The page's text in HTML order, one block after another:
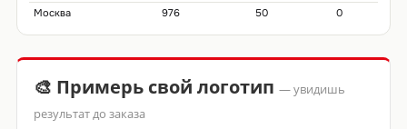
Москва 976 50 0
🎨 Примерь свой логотип — увидишь
результат до заказа